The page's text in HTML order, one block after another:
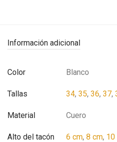
Información adicional
Color Blanco
Tallas 34, 35, 36, 37,
Material Cuero
Alto del tacón 6 cm, 8 cm, 10